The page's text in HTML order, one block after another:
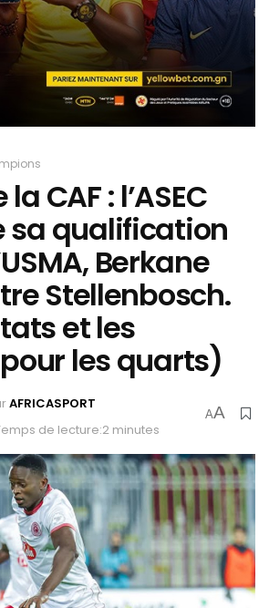
CAF : l’ASEC
sa qualification
Berkane
Stellenbosch.
et les
les quarts)
AFRICASPORT
de lecture:2 minutes
AA